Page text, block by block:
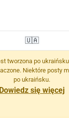
🇺🇦
tworzona po
Niektóre posty
po ukraińsku.
Dowiedz się więcej